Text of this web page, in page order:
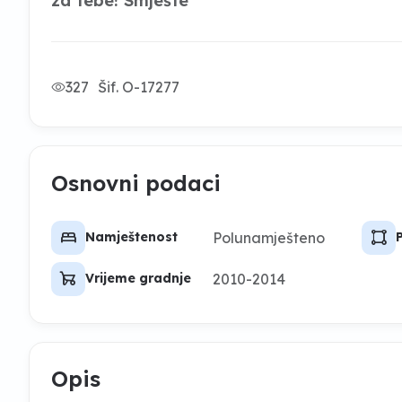
327 Šif. O-17277
Osnovni podaci
bed Namještenost Polunamješteno
garden_cart Vrijeme gradnje 2010-2014
activity_zone
Opis